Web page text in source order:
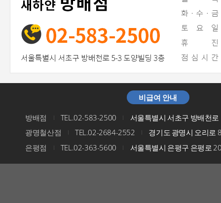
비급여 안내
방배점 I TEL.02-583-2500 I
서울특별시 서초구 방배천
광명철산점
I TEL.02-2684-2552 I
경기도 광명시 오리로
은평점
I TEL.02-363-5600 I 서울특별시 은평구 은평로